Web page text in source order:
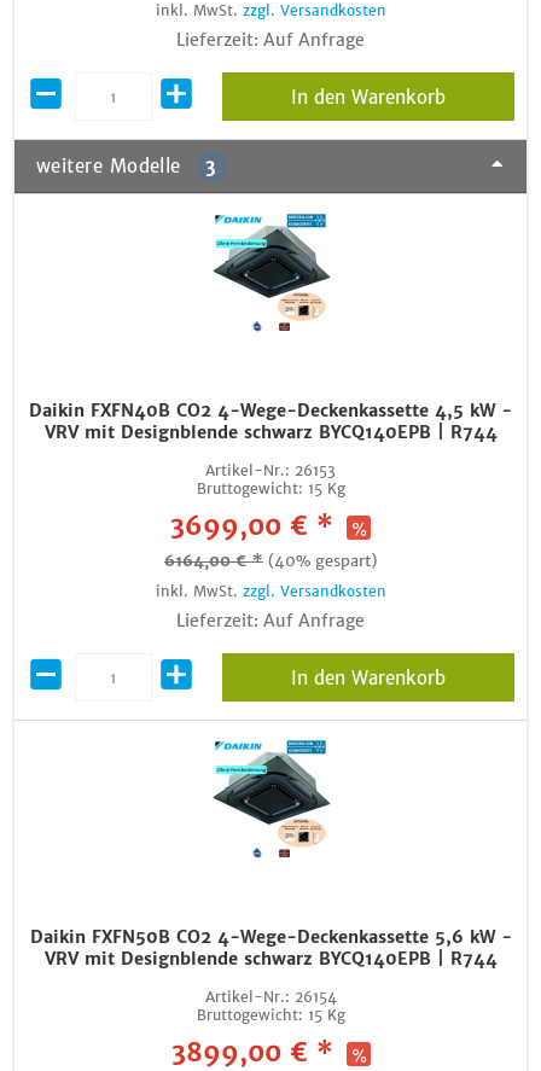
inkl. MwSt. zzgl. Versandkosten
Lieferzeit: Auf Anfrage
In den Warenkorb
weitere Modelle 3
Daikin FXFN40B CO2 4-Wege-Deckenkassette 4,5 kW -
VRV mit Designblende schwarz BYCQ140EPB | R744
Artikel-Nr.: 26153
Bruttogewicht: 15 Kg
3699,00 € *
6164,00 € * (40% gespart)
inkl. MwSt. zzgl. Versandkosten
Lieferzeit: Auf Anfrage
In den Warenkorb
Daikin FXFN50B CO2 4-Wege-Deckenkassette 5,6 kW -
VRV mit Designblende schwarz BYCQ140EPB | R744
Artikel-Nr.: 26154
Bruttogewicht: 15 Kg
3899,00 € *